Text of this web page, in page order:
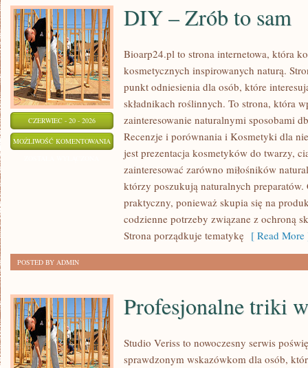
CZERWIEC - 20 - 2026
MOŻLIWOŚĆ KOMENTOWANIA
ZRÓB
SAM
DIY – Zrób to sam
Bioarp24.pl to strona internetowa, która
kosmetycznych inspirowanych naturą.
punkt odniesienia dla osób, które
składnikach roślinnych. To strona, która
zainteresowanie naturalnymi sposobami
Recenzje i porównania i Kosmetyki dla
jest prezentacja kosmetyków do twarzy,
zainteresować zarówno miłośników
którzy poszukują naturalnych preparatów.
praktyczny, ponieważ skupia się na
codzienne potrzeby związane z ochroną
Strona porządkuje tematykę [ Read More
POSTED BY ADMIN
Profesjonalne triki
Studio Veriss to nowoczesny serwis
sprawdzonym wskazówkom dla osób,